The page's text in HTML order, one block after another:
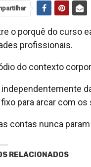
o porquê do curso
profissionais.
do contexto
independentemente
para arcar com
contas nunca
RELACIONADOS